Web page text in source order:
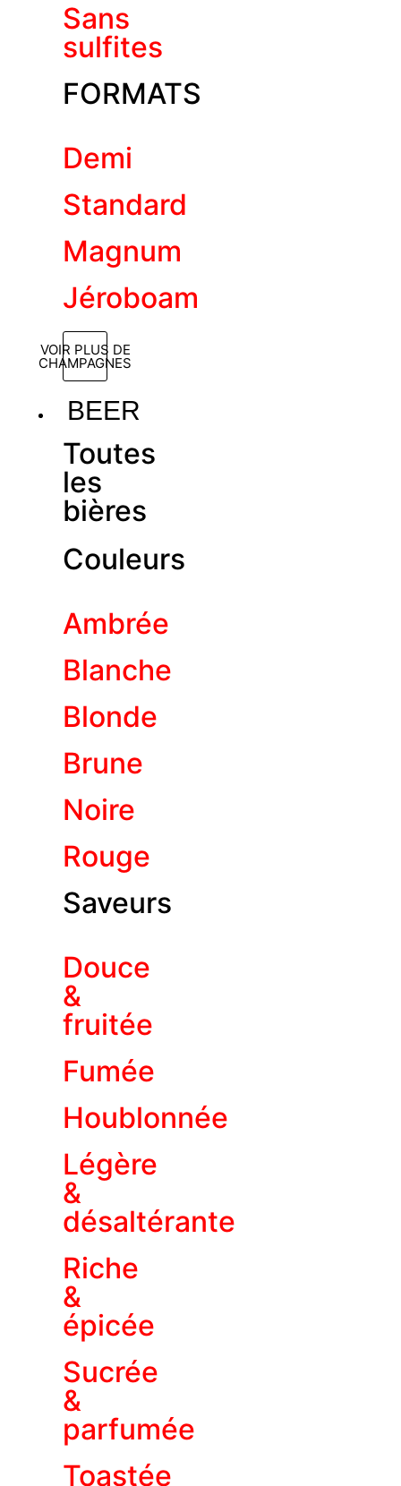
Sans
sulfites
FORMATS
Demi
Standard
Magnum
Jéroboam
VOIR PLUS DE
CHAMPAGNES
BEER
Toutes
les
bières
Couleurs
Ambrée
Blanche
Blonde
Brune
Noire
Rouge
Saveurs
Douce
&
fruitée
Fumée
Houblonnée
Légère
&
désaltérante
Riche
&
épicée
Sucrée
&
parfumée
Toastée